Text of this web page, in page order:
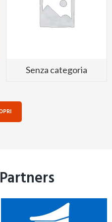
Senza categoria